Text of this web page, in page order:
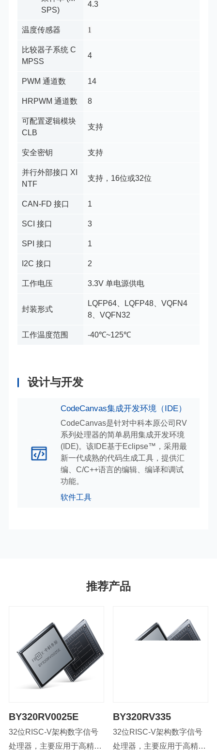
SPS)
4.3
温度传感器 1
比较器子系统 C
MPSS
4
PWM 通道数 14
HRPWM 通道数 8
可配置逻辑模块
CLB
支持
安全密钥 支持
并行外部接口 XI
NTF
支持，16位或32位
CAN-FD 接口 1
SCI 接口 3
SPI 接口 1
I2C 接口 2
工作电压 3.3V 单电源供电
封装形式
LQFP64、LQFP48、VQFN4
8、VQFN32
工作温度范围 -40℃~125℃
设计与开发
CodeCanvas集成开发环境（IDE）
CodeCanvas是针对中科本原公司RV
系列处理器的简单易用集成开发环境
(IDE)。该IDE基于Eclipse™，采用最
新一代成熟的代码生成工具，提供汇
编、C/C++语言的编辑、编译和调试
功能。
软件工具
推荐产品
BY320RV0025E
32位RISC-V架构数字信号
处理器，主要应用于高精度
BY320RV335
32位RISC-V架构数字信号
处理器，主要应用于高精度